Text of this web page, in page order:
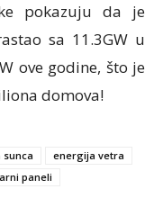
pokazuju da je
sa 11.3GW u
ove godine, što je
domova!
energija vetra
paneli